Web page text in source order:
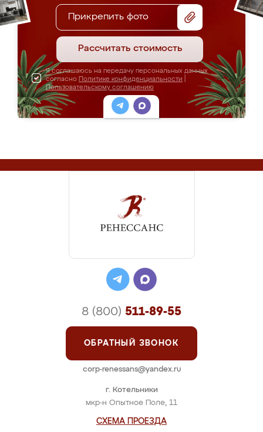
Прикрепить фото
Рассчитать стоимость
Я соглашаюсь на передачу персональных данных
согласно Политике конфиденциальности
Пользовательскому соглашению
г. Котельники
мкр-н Опытное Поле, 11
СХЕМА ПРОЕЗДА
8 (800) 511-89-55
ОБРАТНЫЙ ЗВОНОК
corp-renessans@yandex.ru